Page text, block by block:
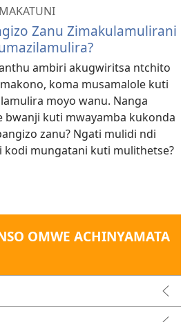
Zanu Zimakulamulirani
ambiri akugwiritsa ntchito
koma musamalole kuti
moyo wanu. Nanga
bwanji kuti mwayamba kukonda
zanu? Ngati mulidi ndi
kodi mungatani kuti mulithetse?
OMWE ACHINYAMATA